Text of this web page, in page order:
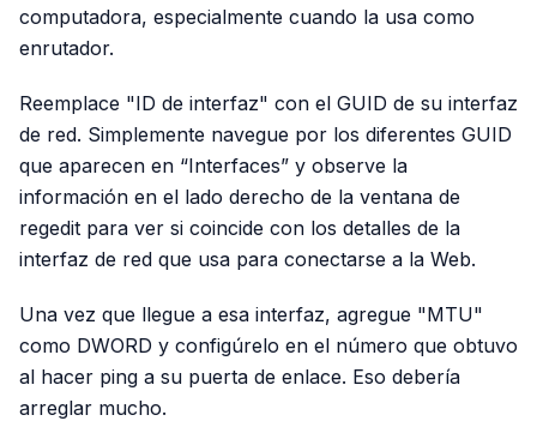
computadora, especialmente cuando la usa como
enrutador.
Reemplace "ID de interfaz" con el GUID de su interfaz
de red. Simplemente navegue por los diferentes GUID
que aparecen en “Interfaces” y observe la
información en el lado derecho de la ventana de
regedit para ver si coincide con los detalles de la
interfaz de red que usa para conectarse a la Web.
Una vez que llegue a esa interfaz, agregue "MTU"
como DWORD y configúrelo en el número que obtuvo
al hacer ping a su puerta de enlace. Eso debería
arreglar mucho.